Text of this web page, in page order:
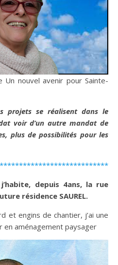
Un nouvel avenir pour Sainte-
projets se réalisent dans le
voir d’un autre mandat de
plus de possibilités pour les
j’habite, depuis 4ans, la rue
résidence SAUREL.
et engins de chantier, j’ai une
en aménagement paysager